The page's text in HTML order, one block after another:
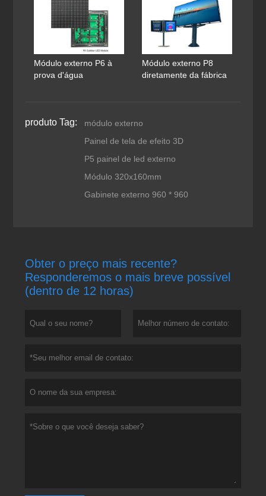
Módulo externo P6 à
prova d'água
Módulo externo P8
diretamente da fábrica
produto Tag:
módulo externo
Painel de tela de efeito 3D
P5 painel de led externo
Módulo 320x160mm
Gabinete externo 960 * 960
Obter o preço mais recente?
Responderemos o mais breve possível
(dentro de 12 horas)